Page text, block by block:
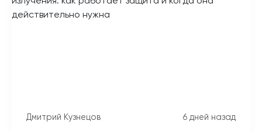
Дмитрий Кузнецов 6 дней назад